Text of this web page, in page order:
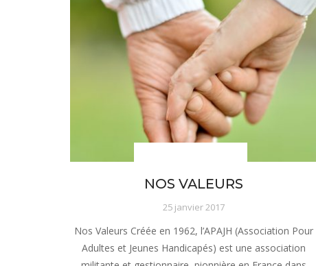
NOS VALEURS
25 janvier 2017
Nos Valeurs Créée en 1962, l’APAJH (Association Pour
Adultes et Jeunes Handicapés) est une association